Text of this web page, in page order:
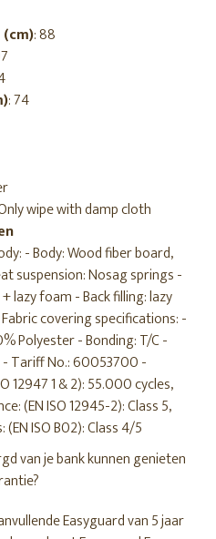
: 88
: 74
wipe with damp cloth
- Body: Wood fiber board,
suspension: Nosag springs -
lazy foam - Back filling: lazy
covering specifications: -
Polyester - Bonding: T/C -
Tariff No.: 60053700 -
12947 1 & 2): 55.000 cycles,
(EN ISO 12945-2): Class 5,
ISO B02): Class 4/5
van je bank kunnen genieten
Easyguard van 5 jaar